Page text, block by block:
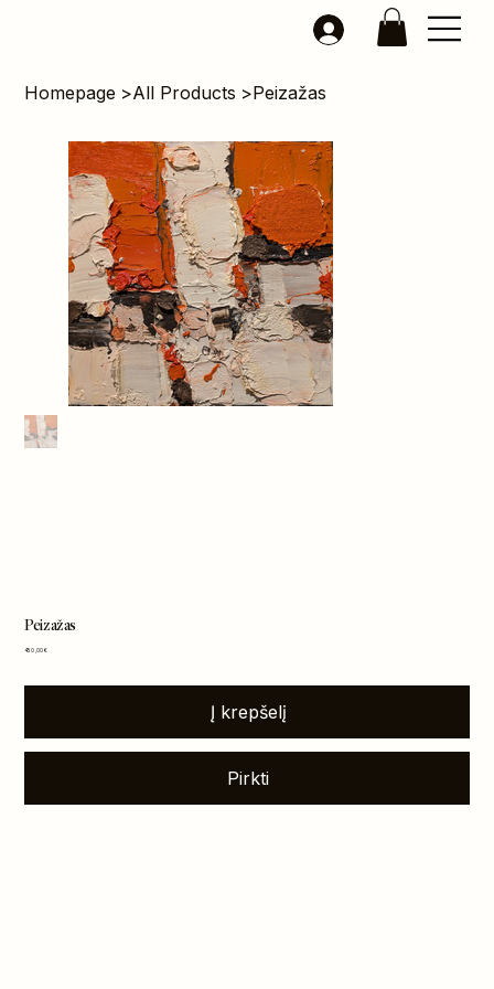
Homepage >All Products >Peizažas
Peizažas
Kaina
450,00 €
Į krepšelį
Pirkti